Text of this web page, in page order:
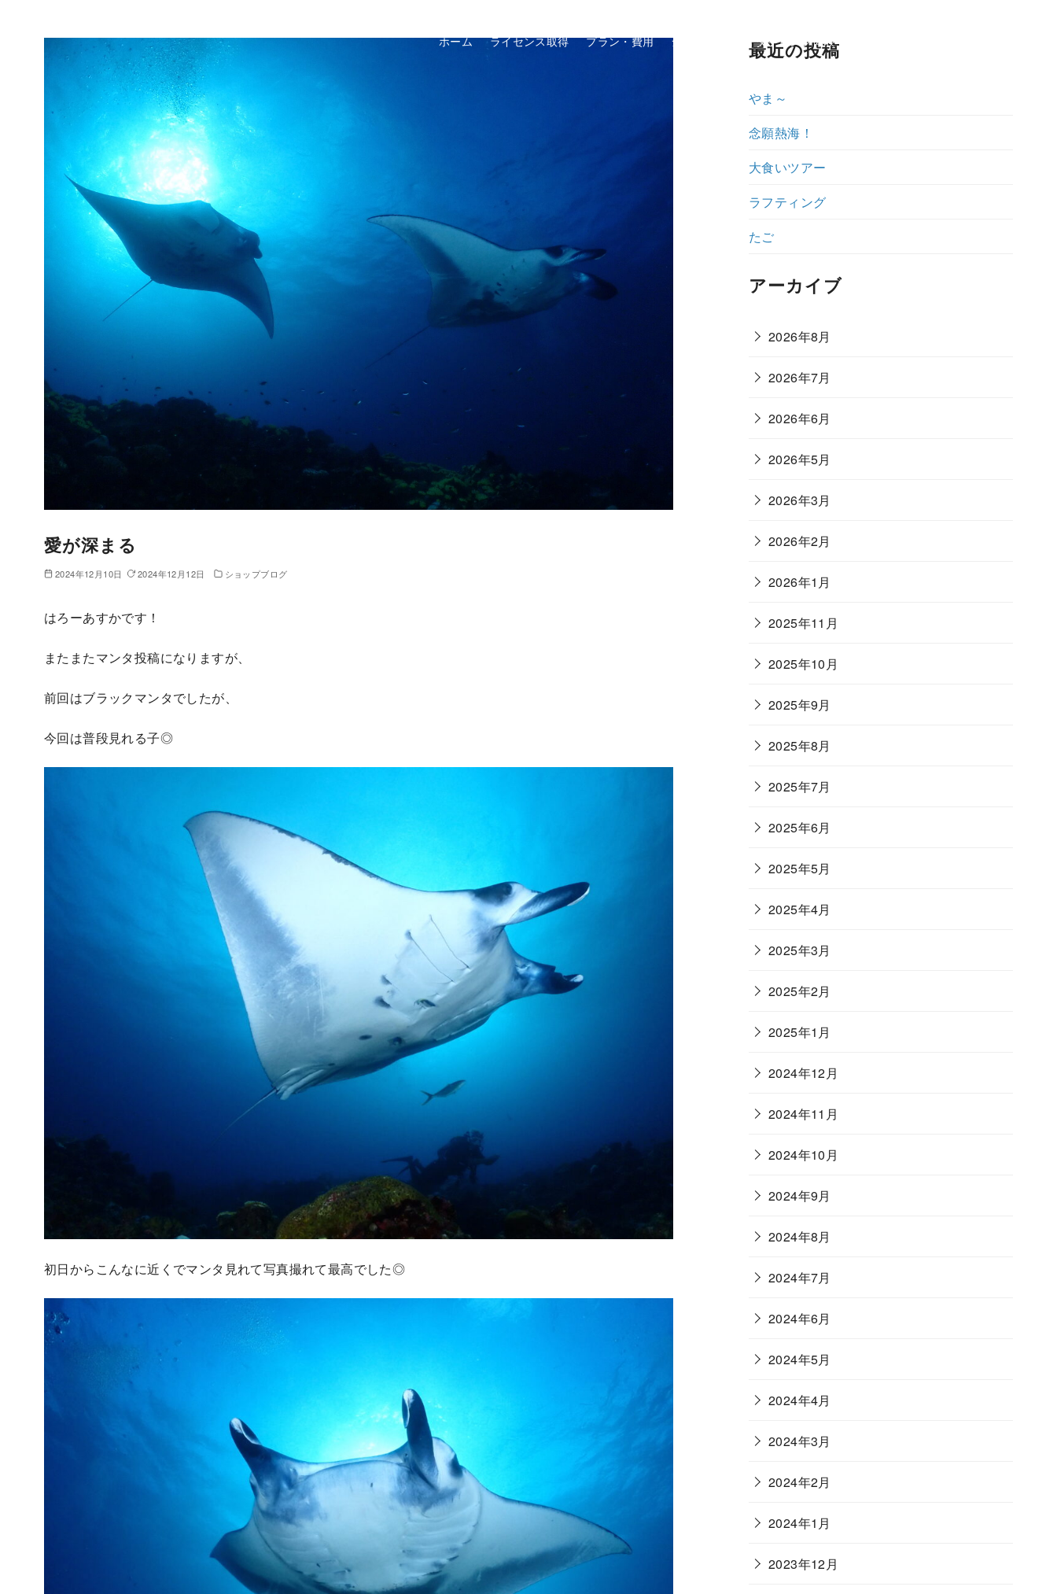
ホーム ライセンス取得 プラン・費用 ショップ紹介 ダイビング体験ブログ
愛が深まる
2024年12月10日 2024年12月12日 ショップブログ
はろーあすかです！
またまたマンタ投稿になりますが、
前回はブラックマンタでしたが、
今回は普段見れる子◎
初日からこんなに近くでマンタ見れて写真撮れて最高でした◎
最近の投稿
やま～
念願熱海！
大食いツアー
ラフティング
たご
アーカイブ
2026年8月
2026年7月
2026年6月
2026年5月
2026年3月
2026年2月
2026年1月
2025年11月
2025年10月
2025年9月
2025年8月
2025年7月
2025年6月
2025年5月
2025年4月
2025年3月
2025年2月
2025年1月
2024年12月
2024年11月
2024年10月
2024年9月
2024年8月
2024年7月
2024年6月
2024年5月
2024年4月
2024年3月
2024年2月
2024年1月
2023年12月